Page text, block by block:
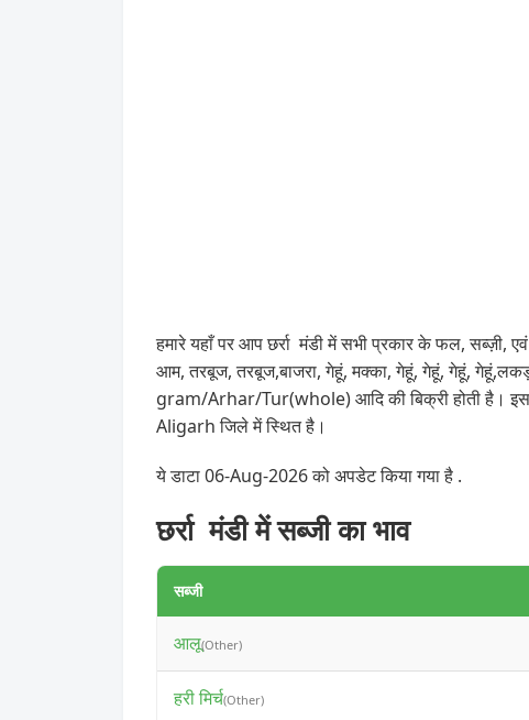
हमारे यहाँ पर आप छर्रा मंडी में सभी प्रकार के फल, सब्ज़ी,
आम, तरबूज, तरबूज,बाजरा, गेहूं, मक्का, गेहूं, गेहूं, गेहूं,
gram/Arhar/Tur(whole) आदि की बिक्री होती है।
Aligarh जिले में स्थित है।
ये डाटा 06-Aug-2026 को अपडेट किया गया है .
छर्रा मंडी में सब्जी का भाव
सब्जी
आलू(Other)
हरी मिर्च(Other)